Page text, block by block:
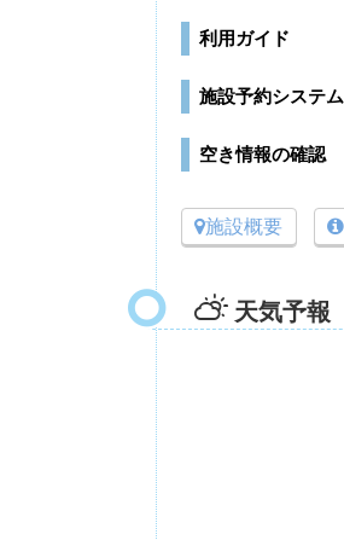
利用ガイド
施設予約システム
空き情報の確認
施設概要
天気予報